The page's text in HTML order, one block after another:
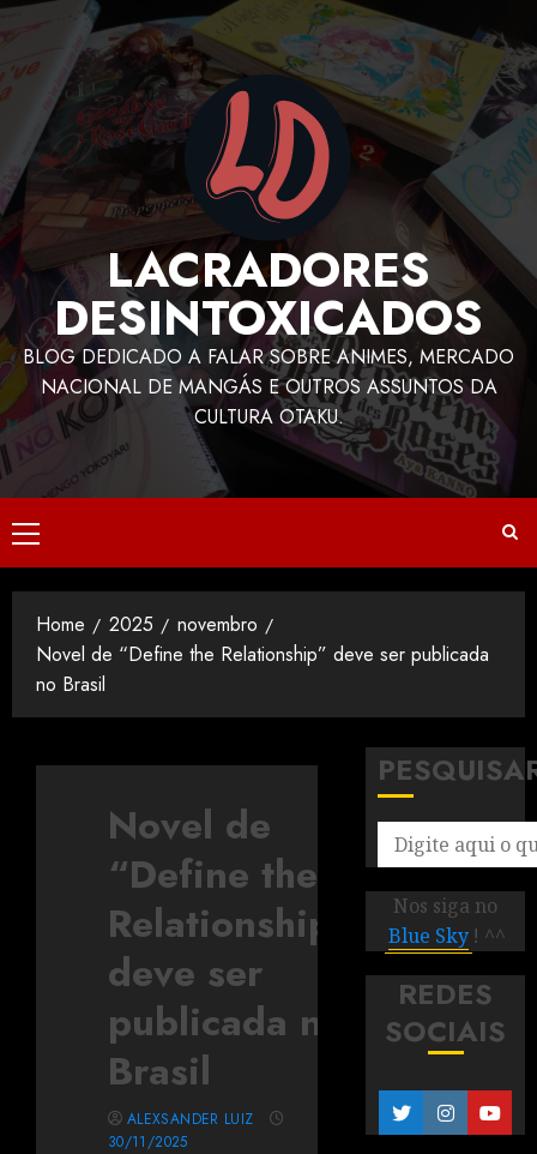
LACRADORES
DESINTOXICADOS
BLOG DEDICADO A FALAR SOBRE ANIMES, MERCADO
NACIONAL DE MANGÁS E OUTROS ASSUNTOS DA
CULTURA OTAKU.
Home 2025
novembro
Novel de “Define the Relationship” deve ser publicada
no Brasil
Novel de
“Define the
Relationship”
deve ser
publicada no
Brasil
ALEXSANDER LUIZ
30/11/2025
Nos siga no
Blue Sky ! ^^
REDES
SOCIAIS